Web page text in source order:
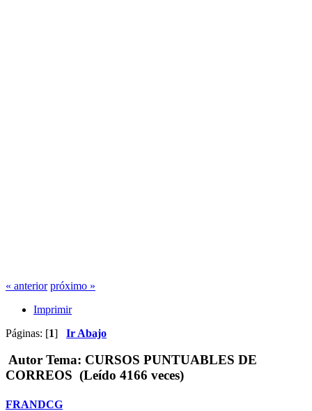
« anterior próximo »
Imprimir
Páginas: [1] Ir Abajo
Autor Tema: CURSOS PUNTUABLES DE
CORREOS (Leído 4166 veces)
FRANDCG